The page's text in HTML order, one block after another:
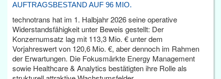
AUFTRAGSBESTAND AUF 96 MIO.
technotrans hat im 1. Halbjahr 2026 seine operative
Widerstandsfähigkeit unter Beweis gestellt: Der
Konzernumsatz lag mit 113,3 Mio. € unter dem
Vorjahreswert von 120,6 Mio. €, aber dennoch im Rahmen
der Erwartungen. Die Fokusmärkte Energy Management
sowie Healthcare & Analytics bestätigten ihre Rolle als